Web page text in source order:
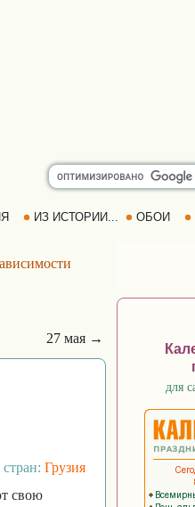
ИЗ ИСТОРИИ... ОБОИ
27 мая →
Грузия
свою
для